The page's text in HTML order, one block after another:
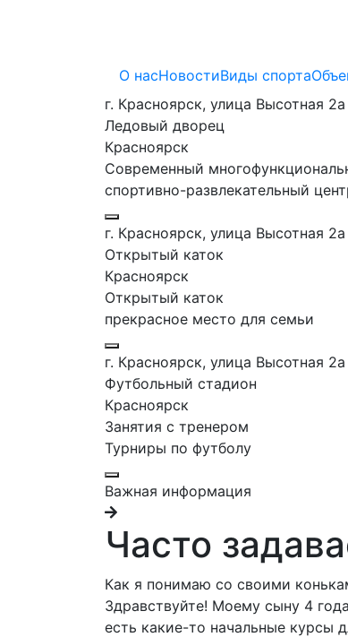
О насНовостиВиды спорта
г. Красноярск, улица Высотная 2a
Ледовый дворец
Красноярск
Современный
спортивно-развлекательный
г. Красноярск, улица Высотная 2a
Открытый каток
Красноярск
Открытый каток
прекрасное место для семьи
г. Красноярск, улица Высотная 2a
Футбольный стадион
Красноярск
Занятия с тренером
Турниры по футболу
Важная информация
Часто
Как я понимаю со своими
Здравствуйте! Моему сыну 4
есть какие-то начальные курсы